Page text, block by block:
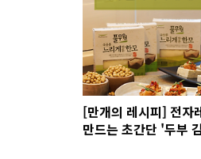
[만개의 레시피] 전자
만드는 초간단 '두부